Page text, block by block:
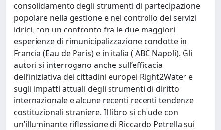
consolidamento degli strumenti di partecipazione
popolare nella gestione e nel controllo dei servizi
idrici, con un confronto fra le due maggiori
esperienze di rimunicipalizzazione condotte in
Francia (Eau de Paris) e in italia ( ABC Napoli). Gli
autori si interrogano anche sull’efficacia
dell’iniziativa dei cittadini europei Right2Water e
sugli impatti attuali degli strumenti di diritto
internazionale e alcune recenti recenti tendenze
costituzionali straniere. Il libro si chiude con
un’illuminante riflessione di Riccardo Petrella sui